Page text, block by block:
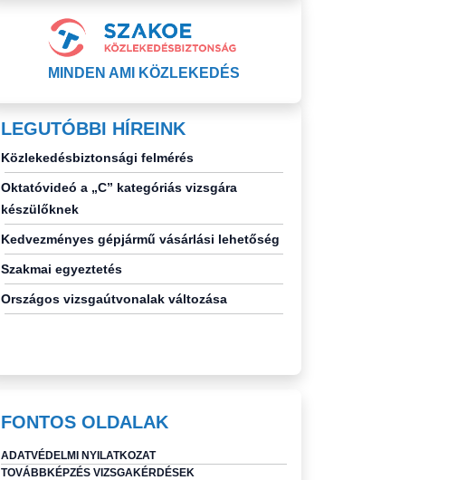
MINDEN AMI KÖZLEKEDÉS
LEGUTÓBBI HÍREINK
Közlekedésbiztonsági felmérés
Oktatóvideó a „C” kategóriás vizsgára
készülőknek
Kedvezményes gépjármű vásárlási lehetőség
Szakmai egyeztetés
Országos vizsgaútvonalak változása
FONTOS OLDALAK
ADATVÉDELMI NYILATKOZAT
TOVÁBBKÉPZÉS VIZSGAKÉRDÉSEK